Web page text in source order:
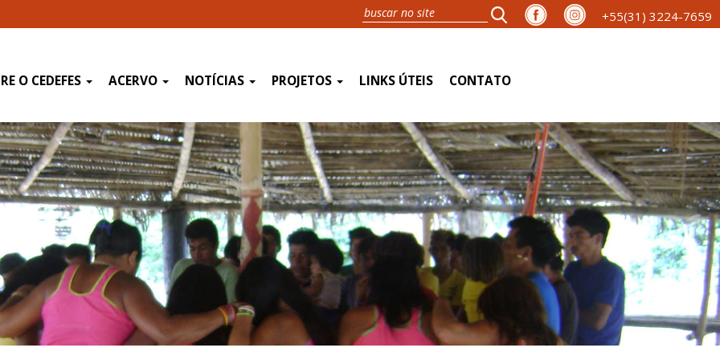
+55(31) 3224-7659
O CEDEFES ACERVO NOTÍCIAS PROJETOS LINKS ÚTEIS CONTATO